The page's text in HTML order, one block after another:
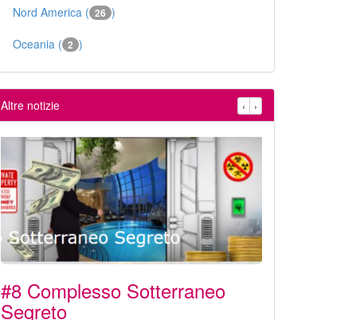
Nord America ( 26 )
Oceania ( 2 )
Altre notizie ‹ ›
#8 Complesso Sotterraneo
Segreto